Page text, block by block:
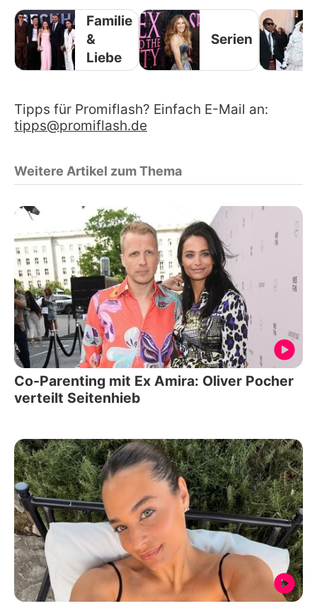
Familie
&
Liebe
Serien
Tipps für Promiflash? Einfach E-Mail an:
tipps@promiflash.de
Weitere Artikel zum Thema
Co-Parenting mit Ex Amira: Oliver Pocher
verteilt Seitenhieb